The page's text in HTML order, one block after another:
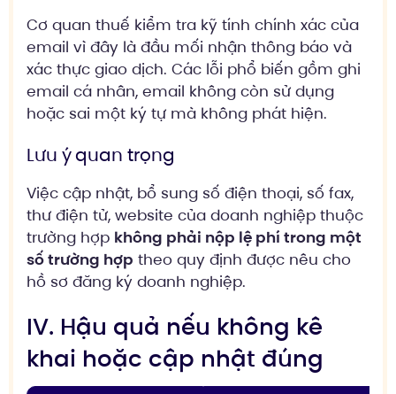
Cơ quan thuế kiểm tra kỹ tính chính xác của
email vì đây là đầu mối nhận thông báo và
xác thực giao dịch. Các lỗi phổ biến gồm ghi
email cá nhân, email không còn sử dụng
hoặc sai một ký tự mà không phát hiện.
Lưu ý quan trọng
Việc cập nhật, bổ sung số điện thoại, số fax,
thư điện tử, website của doanh nghiệp thuộc
trường hợp không phải nộp lệ phí trong một
số trường hợp theo quy định được nêu cho
hồ sơ đăng ký doanh nghiệp.
IV. Hậu quả nếu không kê
khai hoặc cập nhật đúng